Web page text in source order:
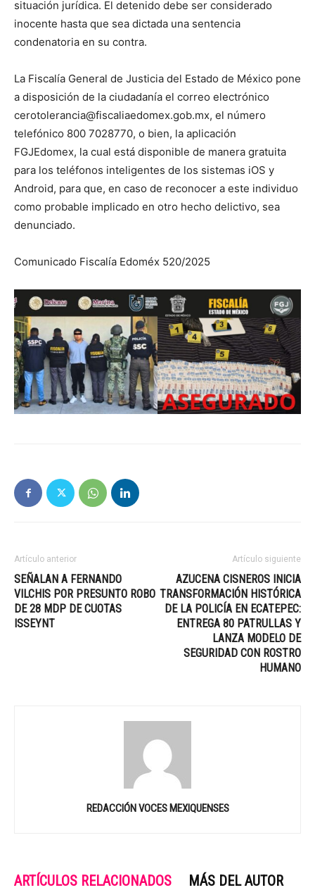
situación jurídica. El detenido debe ser considerado
inocente hasta que sea dictada una sentencia
condenatoria en su contra.
La Fiscalía General de Justicia del Estado de México pone
a disposición de la ciudadanía el correo electrónico
cerotolerancia@fiscaliaedomex.gob.mx, el número
telefónico 800 7028770, o bien, la aplicación
FGJEdomex, la cual está disponible de manera gratuita
para los teléfonos inteligentes de los sistemas iOS y
Android, para que, en caso de reconocer a este individuo
como probable implicado en otro hecho delictivo, sea
denunciado.
Comunicado Fiscalía Edoméx 520/2025
Artículo anterior
SEÑALAN A FERNANDO
VILCHIS POR PRESUNTO ROBO
DE 28 MDP DE CUOTAS
ISSEYNT
Artículo siguiente
AZUCENA CISNEROS INICIA
TRANSFORMACIÓN HISTÓRICA
DE LA POLICÍA EN ECATEPEC:
ENTREGA 80 PATRULLAS Y
LANZA MODELO DE
SEGURIDAD CON ROSTRO
HUMANO
REDACCIÓN VOCES MEXIQUENSES
ARTÍCULOS RELACIONADOS MÁS DEL AUTOR